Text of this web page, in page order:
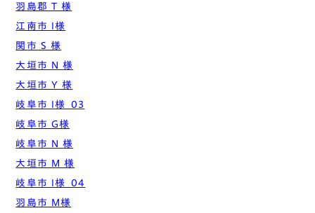
羽島郡 T 様
江南市 I様
関市 S 様
大垣市 N 様
大垣市 Y 様
岐阜市 I様_03
岐阜市 G様
岐阜市 N 様
大垣市 M 様
岐阜市 I様_04
羽島市 M様